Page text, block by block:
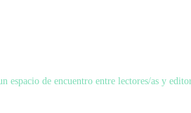
de encuentro entre lectores/as y